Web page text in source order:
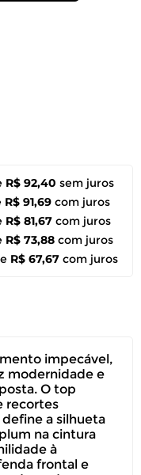
R$ 92,40 sem juros
R$ 91,69 com juros
R$ 81,67 com juros
R$ 73,88 com juros
R$ 67,67 com juros
impecável,
modernidade e
O top
recortes
a silhueta
na cintura
à
frontal e